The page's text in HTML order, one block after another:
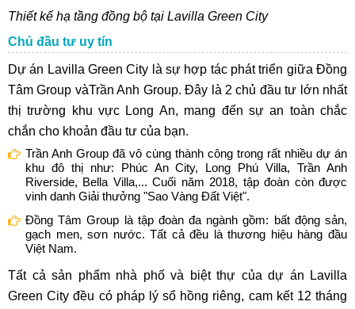
Thiết kế hạ tầng đồng bộ tại Lavilla Green City
Chủ đầu tư uy tín
Dự án Lavilla Green City là sự hợp tác phát triển giữa Đồng
Tâm Group vàTrần Anh Group. Đây là 2 chủ đầu tư lớn nhất
thị trường khu vực Long An, mang đến sự an toàn chắc
chắn cho khoản đầu tư của bạn.
Trần Anh Group đã vô cùng thành công trong rất nhiều dự án
khu đô thị như: Phúc An City, Long Phú Villa, Trần Anh
Riverside, Bella Villa,... Cuối năm 2018, tập đoàn còn được
vinh danh Giải thưởng "Sao Vàng Đất Việt".
Đồng Tâm Group là tập đoàn đa ngành gồm: bất động sản,
gạch men, sơn nước. Tất cả đều là thương hiệu hàng đầu
Việt Nam.
Tất cả sản phẩm nhà phố và biệt thự của dự án Lavilla
Green City đều có pháp lý sổ hồng riêng, cam kết 12 tháng